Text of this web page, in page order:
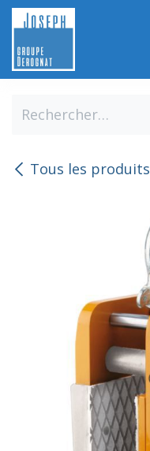
Se rendre au contenu
Tous les produits